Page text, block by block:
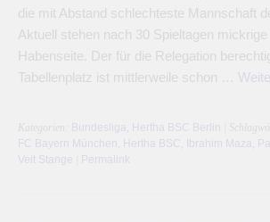
die mit Abstand schlechteste Mannschaft
Aktuell stehen nach 30 Spieltagen
Habenseite. Der für die Relegation
Tabellenplatz ist mittlerweile schon …
Kategorien: Bundesliga Hertha BSC Berlin |
FC Bayern München
Hertha BSC Ibrahim Maza
Veit Stange
Permalink